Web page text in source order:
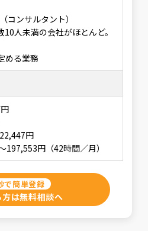
コンサルタント）
人未満の会社がほとんど。
める業務
円
197,553円（42時間／月）
で簡単登録
は無料相談へ